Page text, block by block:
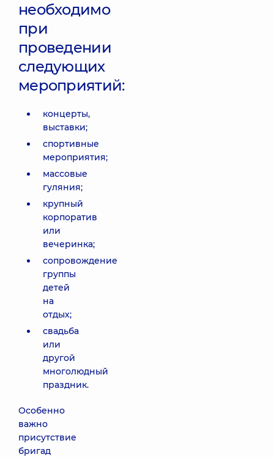
необходимо
при
проведении
следующих
мероприятий:
концерты,
выставки;
спортивные
мероприятия;
массовые
гуляния;
крупный
корпоратив
или
вечеринка;
сопровождение
группы
детей
на
отдых;
свадьба
или
другой
многолюдный
праздник.
Особенно
важно
присутствие
бригад